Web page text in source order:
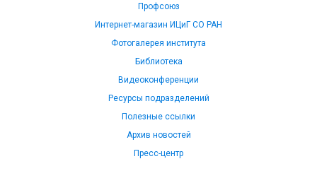
Профсоюз
Интернет-магазин ИЦиГ СО РАН
Фотогалерея института
Библиотека
Видеоконференции
Ресурсы подразделений
Полезные ссылки
Архив новостей
Пресс-центр